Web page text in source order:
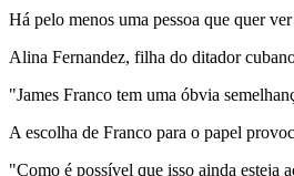
Há pelo menos uma pessoa que quer
Alina Fernandez, filha do ditador
"James Franco tem uma óbvia
A escolha de Franco para o papel
"Como é possível que isso ainda esteja